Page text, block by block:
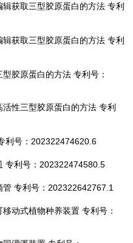
获取三型胶原蛋白的方法 专利
获取三型胶原蛋白的方法 专利
胶原蛋白的方法 专利号：
性三型胶原蛋白的方法 专利
利号：202322474620.6
专利号：202322474580.5
专利号：202322642767.1
动式植物种养装置 专利号：